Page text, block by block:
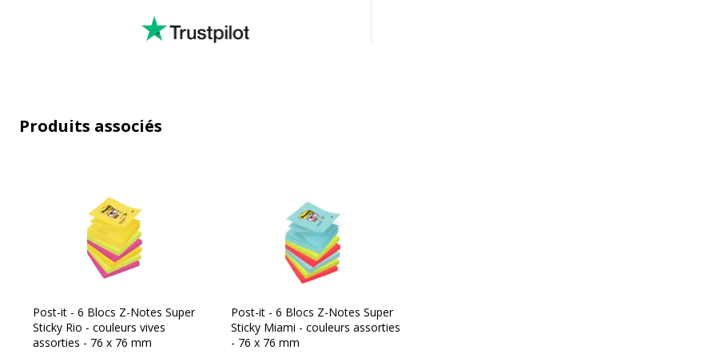
Produits associés
Post-it - 6 Blocs Z-Notes Super
Sticky Rio - couleurs vives
assorties - 76 x 76 mm
Post-it - 6 Blocs Z-Notes Super
Sticky Miami - couleurs assorties
- 76 x 76 mm